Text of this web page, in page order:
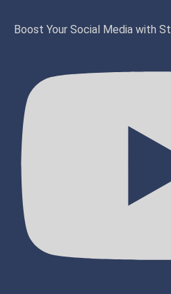
Boost Your Social Media with